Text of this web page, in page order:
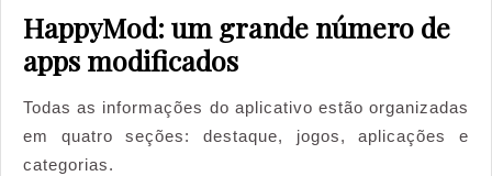
HappyMod: um grande número de
apps modificados
Todas as informações do aplicativo estão organizadas
em quatro seções: destaque, jogos, aplicações e
categorias.